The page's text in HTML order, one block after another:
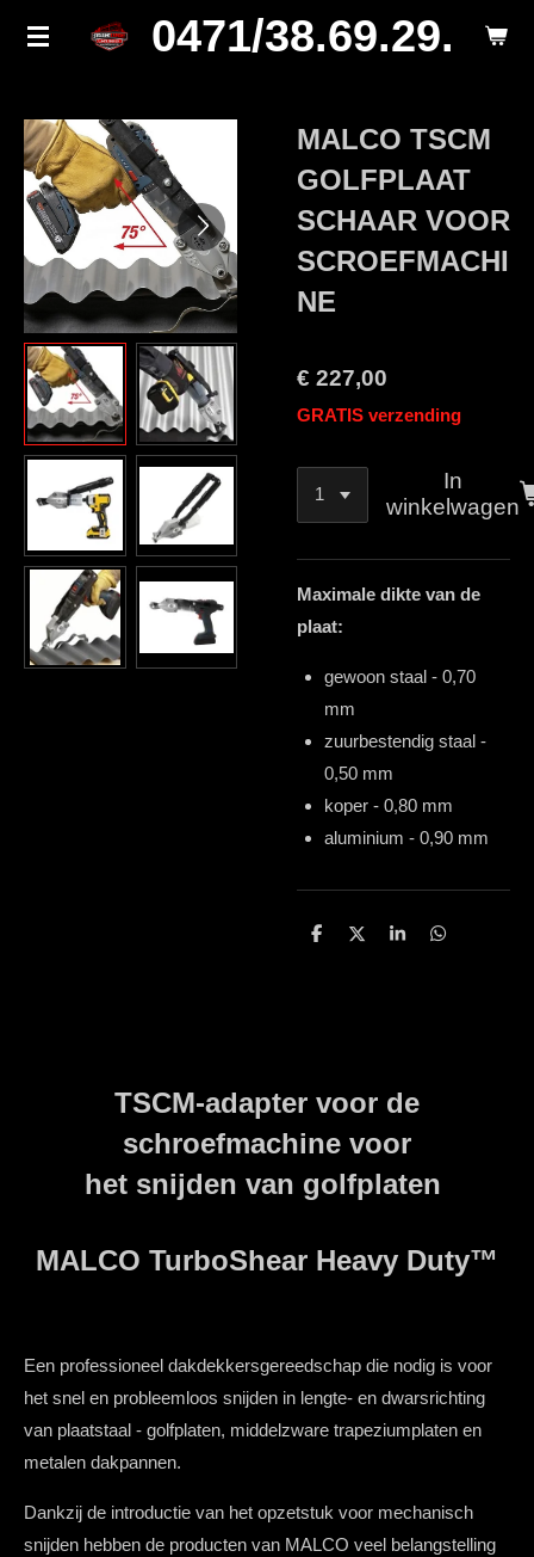
Ga
de
hoofdinhoud
0471/38.69.29.
MALCO TSCM
GOLFPLAAT
SCHAAR VOOR
SCROEFMACHI
NE
€ 227,00
GRATIS verzending
In
winkelwagen
Maximale dikte van de
plaat:
gewoon staal - 0,70
mm
zuurbestendig staal -
0,50 mm
koper - 0,80 mm
aluminium - 0,90 mm
D
D
S
D
TSCM-adapter voor de
schroefmachine voor
het snijden van golfplaten
MALCO TurboShear Heavy Duty™
Een professioneel dakdekkersgereedschap die nodig is voor
het snel en probleemloos snijden in lengte- en dwarsrichting
van plaatstaal - golfplaten, middelzware trapeziumplaten en
metalen dakpannen.
Dankzij de introductie van het opzetstuk voor mechanisch
snijden hebben de producten van MALCO veel belangstelling